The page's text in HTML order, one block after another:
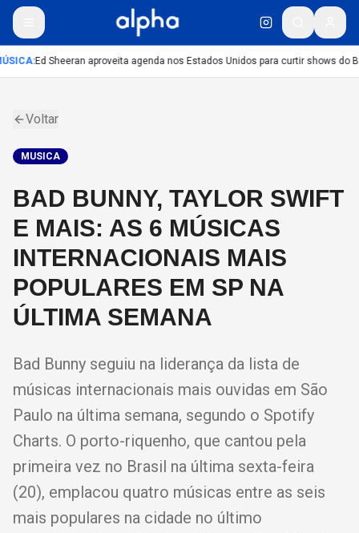
:Ed Sheeran aproveita agenda nos Estados Unidos para curtir shows do
Voltar
MUSICA
BAD BUNNY, TAYLOR SWIFT
E MAIS: AS 6 MÚSICAS
INTERNACIONAIS MAIS
POPULARES EM SP NA
ÚLTIMA SEMANA
Bad Bunny seguiu na liderança da lista de
músicas internacionais mais ouvidas em São
Paulo na última semana, segundo o Spotify
Charts. O porto-riquenho, que cantou pela
primeira vez no Brasil na última sexta-feira
(20), emplacou quatro músicas entre as seis
mais populares na cidade no último